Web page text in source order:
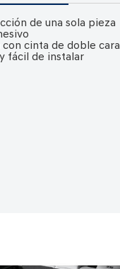
de una sola pieza
con cinta de doble cara
fácil de instalar